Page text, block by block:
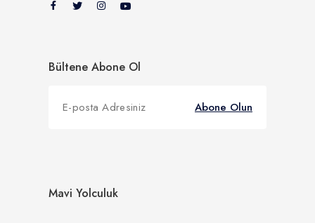
Bültene Abone Ol
Abone Olun
Mavi Yolculuk